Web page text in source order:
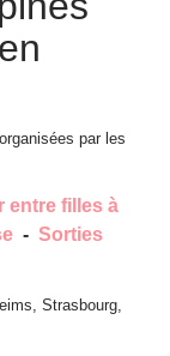
par les
entre filles à
- Sorties
Strasbourg,